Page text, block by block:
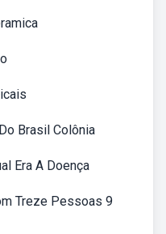
Brasil Colônia
Era A Doença
Treze Pessoas 9